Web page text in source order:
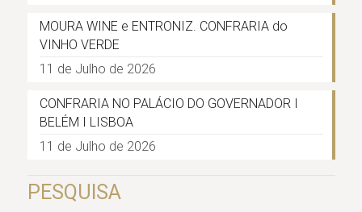
MOURA WINE e ENTRONIZ. CONFRARIA do
VINHO VERDE
11 de Julho de 2026
CONFRARIA NO PALÁCIO DO GOVERNADOR I
BELÉM I LISBOA
11 de Julho de 2026
PESQUISA